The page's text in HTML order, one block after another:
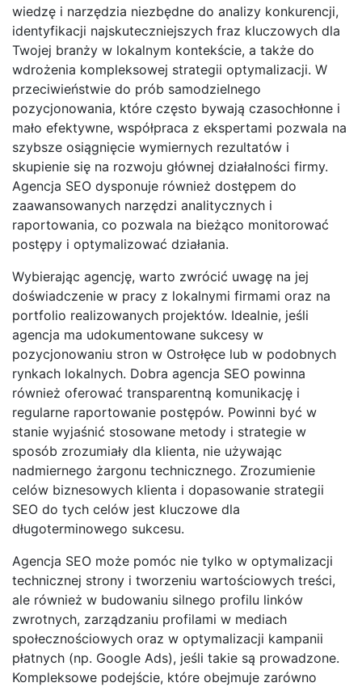
wiedzę i narzędzia niezbędne do analizy konkurencji,
identyfikacji najskuteczniejszych fraz kluczowych dla
Twojej branży w lokalnym kontekście, a także do
wdrożenia kompleksowej strategii optymalizacji. W
przeciwieństwie do prób samodzielnego
pozycjonowania, które często bywają czasochłonne i
mało efektywne, współpraca z ekspertami pozwala na
szybsze osiągnięcie wymiernych rezultatów i
skupienie się na rozwoju głównej działalności firmy.
Agencja SEO dysponuje również dostępem do
zaawansowanych narzędzi analitycznych i
raportowania, co pozwala na bieżąco monitorować
postępy i optymalizować działania.
Wybierając agencję, warto zwrócić uwagę na jej
doświadczenie w pracy z lokalnymi firmami oraz na
portfolio realizowanych projektów. Idealnie, jeśli
agencja ma udokumentowane sukcesy w
pozycjonowaniu stron w Ostrołęce lub w podobnych
rynkach lokalnych. Dobra agencja SEO powinna
również oferować transparentną komunikację i
regularne raportowanie postępów. Powinni być w
stanie wyjaśnić stosowane metody i strategie w
sposób zrozumiały dla klienta, nie używając
nadmiernego żargonu technicznego. Zrozumienie
celów biznesowych klienta i dopasowanie strategii
SEO do tych celów jest kluczowe dla
długoterminowego sukcesu.
Agencja SEO może pomóc nie tylko w optymalizacji
technicznej strony i tworzeniu wartościowych treści,
ale również w budowaniu silnego profilu linków
zwrotnych, zarządzaniu profilami w mediach
społecznościowych oraz w optymalizacji kampanii
płatnych (np. Google Ads), jeśli takie są prowadzone.
Kompleksowe podejście, które obejmuje zarówno